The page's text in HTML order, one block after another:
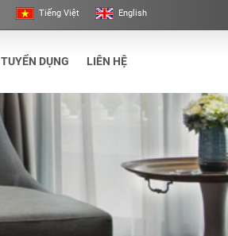
English
Tiếng Việt
TUYỂN DỤNG LIÊN HỆ